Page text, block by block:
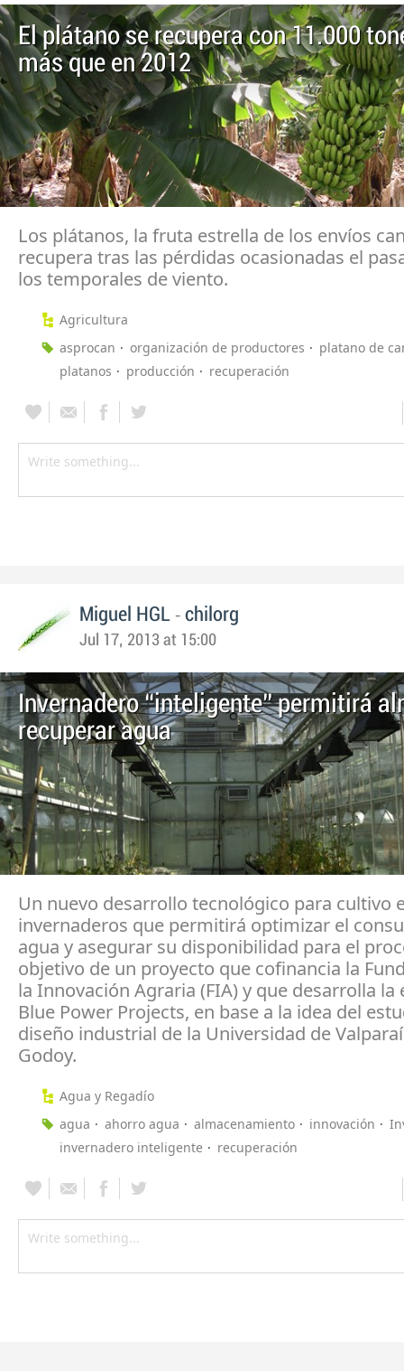
El plátano se recupera con 11.000
más que en 2012
Los plátanos, la fruta estrella de los envíos
recupera tras las pérdidas ocasionadas el
los temporales de viento.
Agricultura
asprocan
organización de productores
platano de
platanos
producción recuperación
Miguel HGL - chilorg
Jul 17, 2013 at 15:00
Invernadero “inteligente” permitirá
recuperar agua
Un nuevo desarrollo tecnológico para cultivo
invernaderos que permitirá optimizar el
agua y asegurar su disponibilidad para el
objetivo de un proyecto que cofinancia la
la Innovación Agraria (FIA) y que desarrolla la
Blue Power Projects, en base a la idea del
diseño industrial de la Universidad de
Godoy.
Agua y Regadío
agua
ahorro agua almacenamiento innovación
invernadero inteligente
recuperación